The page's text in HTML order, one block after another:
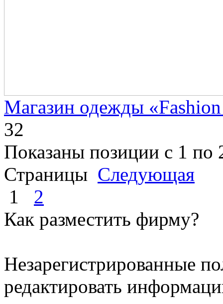
Магазин одежды
32
Показаны позиции с 1 по
Страницы Следующая
1 2
Как разместить фирму?
Незарегистрированные
редактировать